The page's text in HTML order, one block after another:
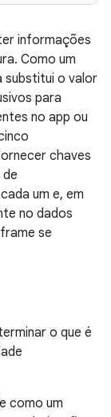
informações
Como um
substitui o valor
para
no app ou
chaves
um e, em
no dados
se
o que é
como um